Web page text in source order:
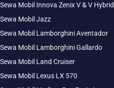
Sewa Mobil Innova Zenix V & V Hybrid
Sewa Mobil Jazz
Sewa Mobil Lamborghini Aventador
Sewa Mobil Lamborghini Gallardo
Sewa Mobil Land Cruiser
Sewa Mobil Lexus LX 570